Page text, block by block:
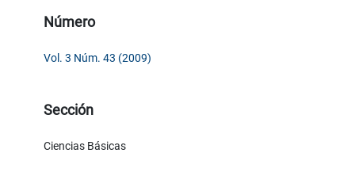
Número
Vol. 3 Núm. 43 (2009)
Sección
Ciencias Básicas